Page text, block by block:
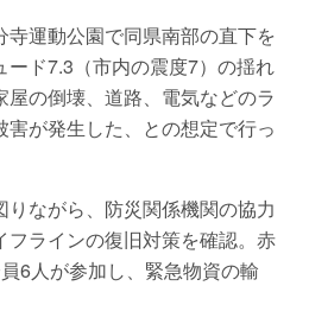
寺運動公園で同県南部の直下を
ード7.3（市内の震度7）の揺れ
の倒壊、道路、電気などのラ
が発生した、との想定で行っ
ながら、防災関係機関の協力
フラインの復旧対策を確認。赤
6人が参加し、緊急物資の輸